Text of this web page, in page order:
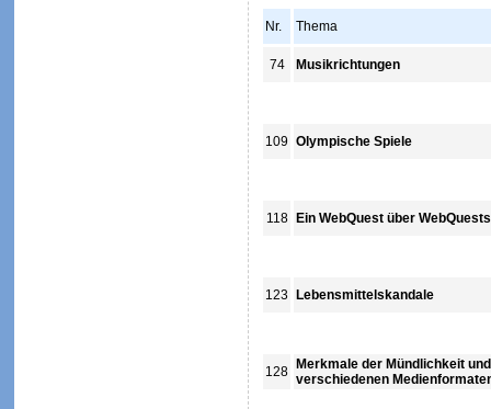
Nr. Thema
74 Musikrichtungen
109 Olympische Spiele
118 Ein WebQuest über WebQuests
123 Lebensmittelskandale
128
Merkmale der Mündlichkeit
verschiedenen